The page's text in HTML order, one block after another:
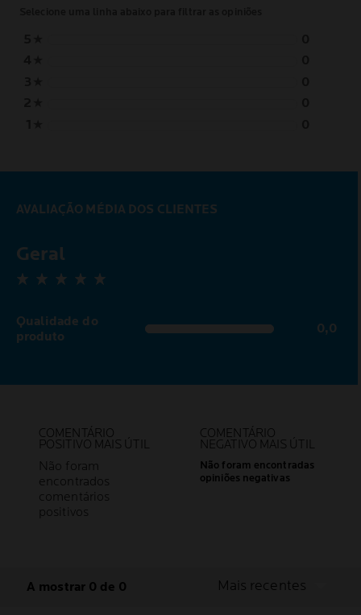
AVALIAÇÃO MÉDIA DOS CLIENTES
Geral
0,0 out of 5 stars
Qualidade do
produto
0,0 out of 5 stars 0,0
COMENTÁRIO
POSITIVO MAIS ÚTIL
Não foram
encontrados
comentários
positivos
COMENTÁRIO
NEGATIVO MAIS ÚTIL
Não foram encontradas
opiniões negativas
A mostrar 0 de 0 Mais recentes